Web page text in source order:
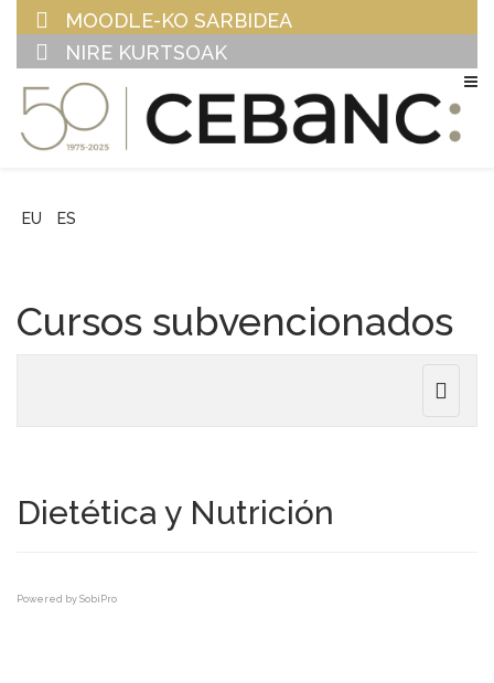
MOODLE-KO SARBIDEA
NIRE KURTSOAK
EU ES
Cursos subvencionados
Toggle
Dietética y Nutrición
Powered by SobiPro